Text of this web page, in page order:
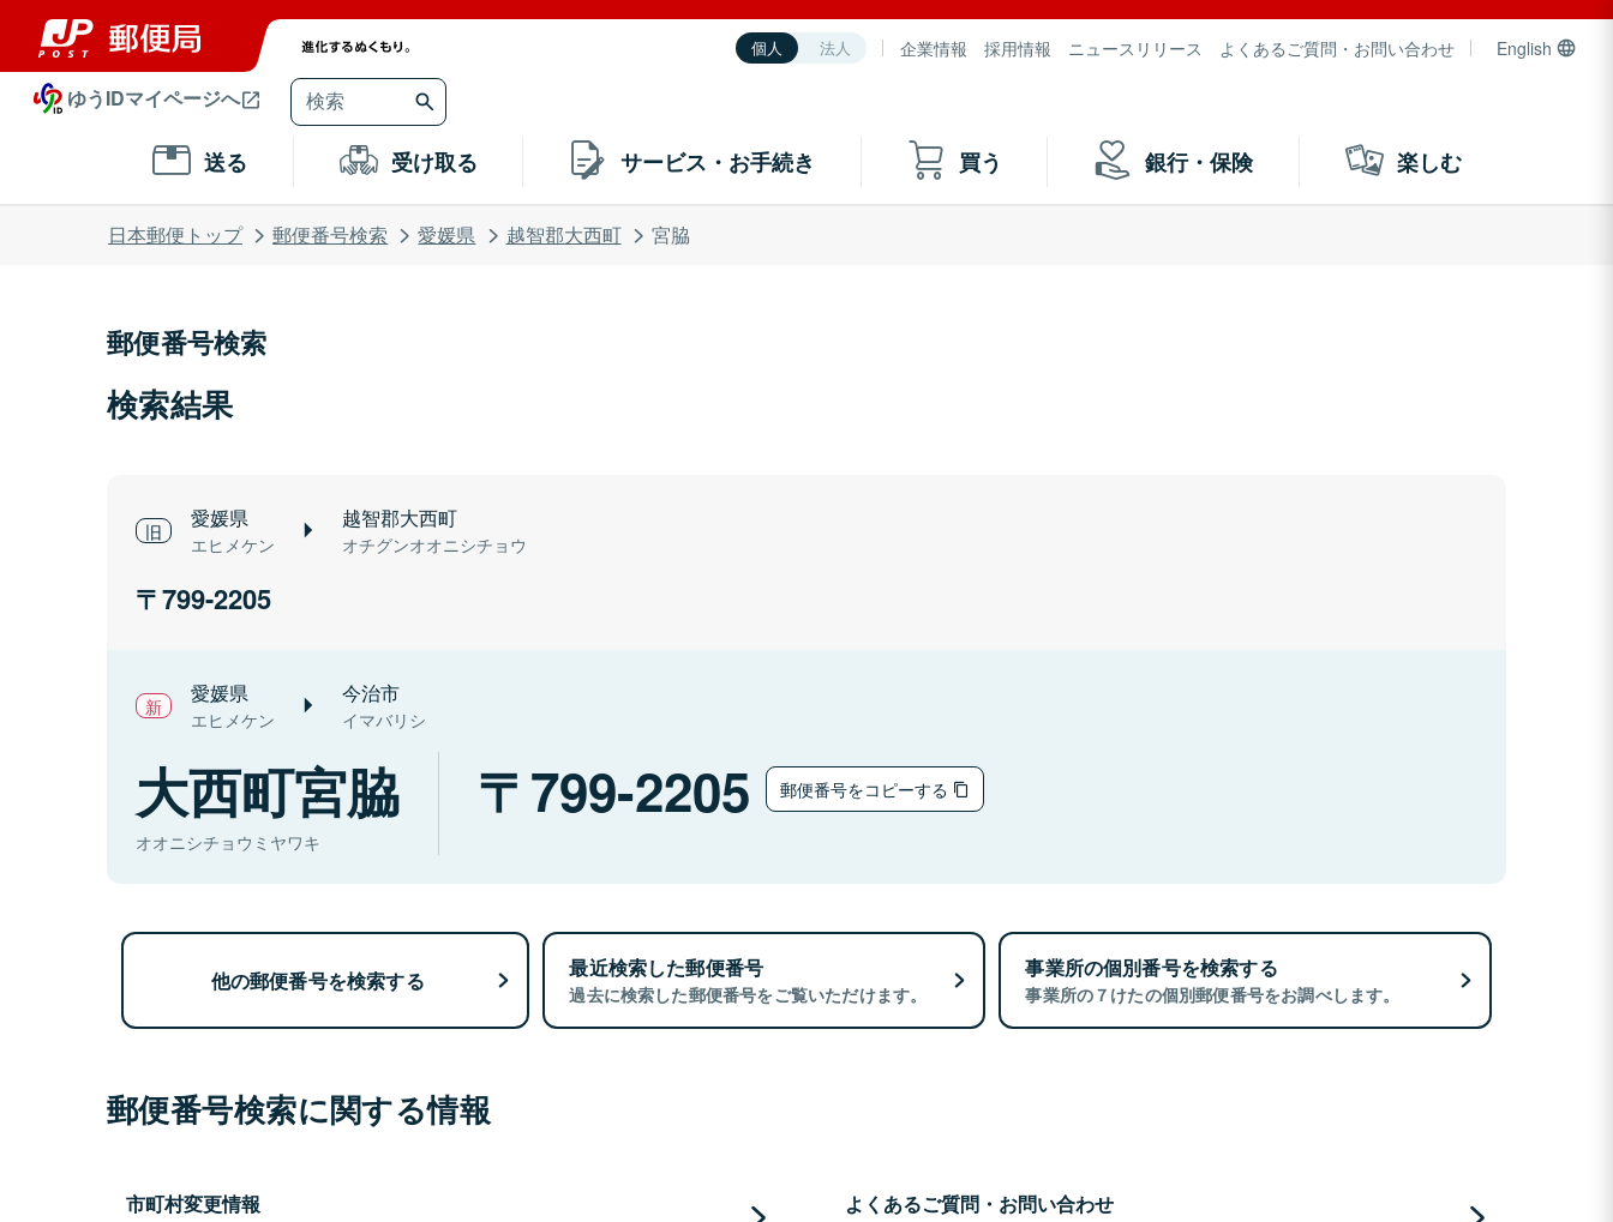
個人 法人 企業情報 採用情報 ニュースリリース よくあるご質問・お問い合わせ English
ゆうIDマイページへ
送る 受け取る サービス・お手続き 買う 銀行・保険 楽しむ
日本郵便トップ 郵便番号検索 愛媛県 越智郡大西町 宮脇
郵便番号検索
検索結果
愛媛県
エヒメケン
越智郡大西町
オチグンオオニシチョウ
799-2205
愛媛県
エヒメケン
今治市
イマバリシ
大西町宮脇
オオニシチョウミヤワキ
799-2205 郵便番号をコピーする
他の郵便番号を検索する 最近検索した郵便番号
過去に検索した郵便番号をご覧いただけます。
事業所の個別番号を検索する
事業所の７けたの個別郵便番号をお調べします。
郵便番号検索に関する情報
市町村変更情報 よくあるご質問・お問い合わせ